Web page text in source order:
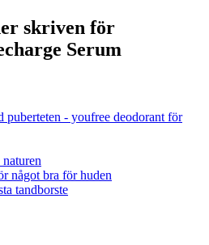
skriven för
Serum
puberteten - youfree deodorant för
något bra för huden
tandborste